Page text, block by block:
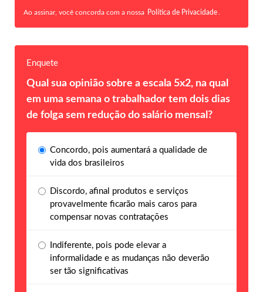
Ao assinar, você concorda com a nossa Política de Privacidade
Enquete
Qual sua opinião sobre a escala 5x2, na qual
em uma semana o trabalhador tem dois dias
de folga sem redução do salário mensal?
Concordo, pois aumentará a qualidade de
vida dos brasileiros
Discordo, afinal produtos e serviços
provavelmente ficarão mais caros para
compensar novas contratações
Indiferente, pois pode elevar a
informalidade e as mudanças não deverão
ser tão significativas